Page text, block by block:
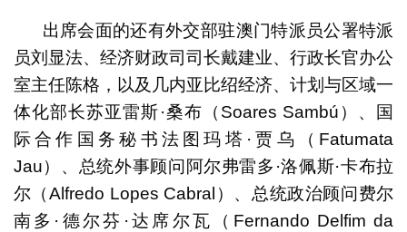
出席会面的还有外交部驻澳门特派员公署特派
员刘显法、经济财政司司长戴建业、行政长官办公
室主任陈格，以及几内亚比绍经济、计划与区域一
体化部长苏亚雷斯·桑布（Soares Sambú）、国
际合作国务秘书法图玛塔·贾乌（Fatumata
Jau）、总统外事顾问阿尔弗雷多·洛佩斯·卡布拉
尔（Alfredo Lopes Cabral）、总统政治顾问费尔
南多·德尔芬·达席尔瓦（Fernando Delfim da